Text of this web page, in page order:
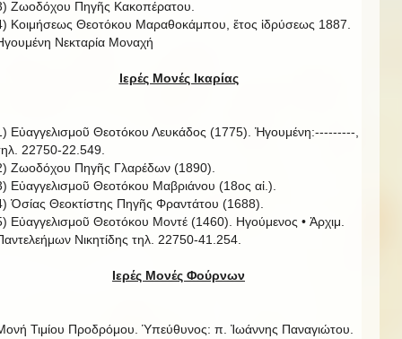
Ζωοδόχου Πηγῆς Κακοπέρατου.
Κοιμήσεως Θεοτόκου Μαραθοκάμπου, ἔτος ἱδρύσεως 1887.
Νεκταρία Μοναχή
Ιερές Μονές Ικαρίας
Εὐαγγελισμοῦ Θεοτόκου Λευκάδος (1775). Ἡγουμένη:---------,
22750-22.549.
Ζωοδόχου Πηγῆς Γλαρέδων (1890).
Εὐαγγελισμοῦ Θεοτόκου Μαβριάνου (18ος αἰ.).
Ὁσίας Θεοκτίστης Πηγῆς Φραντάτου (1688).
Εὐαγγελισμοῦ Θεοτόκου Μοντέ (1460). Ηγούμενος • Ἀρχιμ.
Νικητίδης τηλ. 22750-41.254.
Ιερές Μονές Φούρνων
Τιμίου Προδρόμου. Ὑπεύθυνος: π. Ἰωάννης Παναγιώτου.